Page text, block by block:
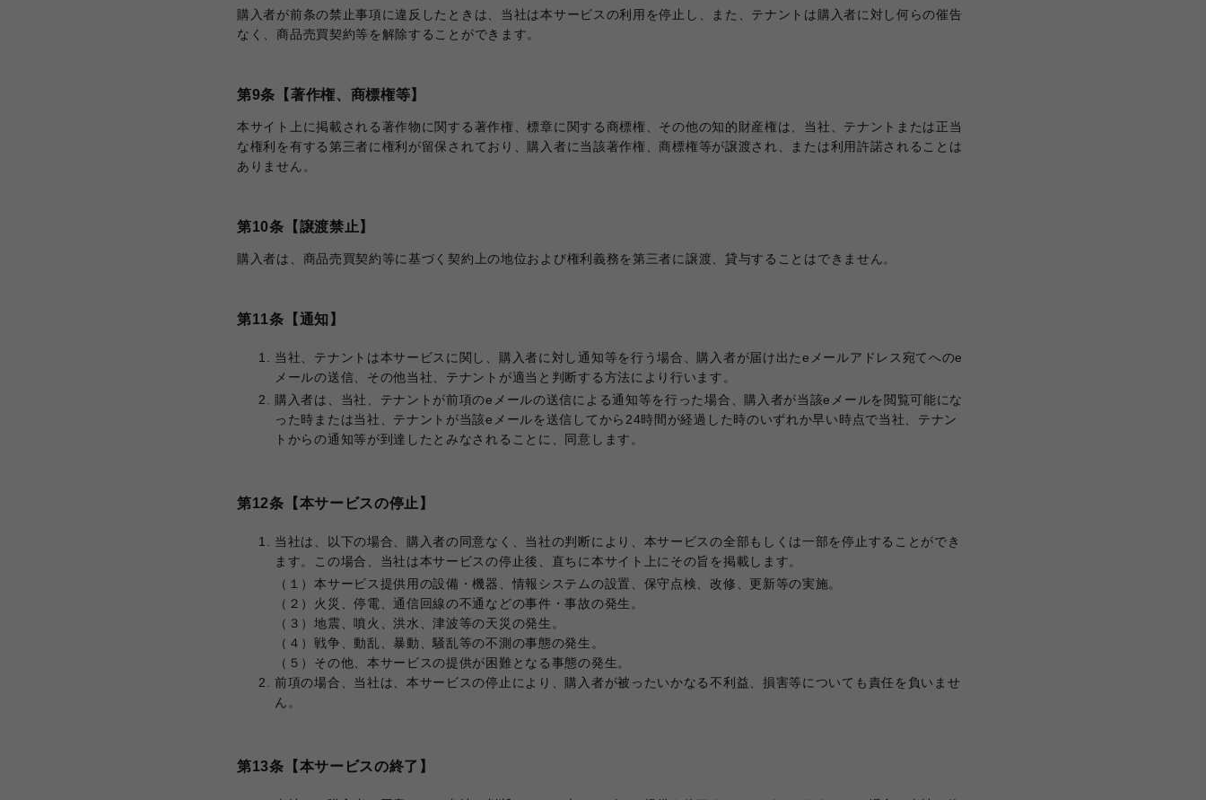
購入者が前条の禁止事項に違反したときは、当社は本サービスの利用を停止し、また、テナントは購入者に対し何らの催告
なく、商品売買契約等を解除することができます。
第9条【著作権、商標権等】
本サイト上に掲載される著作物に関する著作権、標章に関する商標権、その他の知的財産権は、当社、テナントまたは正当
な権利を有する第三者に権利が留保されており、購入者に当該著作権、商標権等が譲渡され、または利用許諾されることは
ありません。
第10条【譲渡禁止】
購入者は、商品売買契約等に基づく契約上の地位および権利義務を第三者に譲渡、貸与することはできません。
第11条【通知】
当社、テナントは本サービスに関し、購入者に対し通知等を行う場合、購入者が届け出たeメールアドレス宛てへのe
メールの送信、その他当社、テナントが適当と判断する方法により行います。
購入者は、当社、テナントが前項のeメールの送信による通知等を行った場合、購入者が当該eメールを閲覧可能にな
った時または当社、テナントが当該eメールを送信してから24時間が経過した時のいずれか早い時点で当社、テナン
トからの通知等が到達したとみなされることに、同意します。
第12条【本サービスの停止】
当社は、以下の場合、購入者の同意なく、当社の判断により、本サービスの全部もしくは一部を停止することができ
ます。この場合、当社は本サービスの停止後、直ちに本サイト上にその旨を掲載します。
（１）本サービス提供用の設備・機器、情報システムの設置、保守点検、改修、更新等の実施。
（２）火災、停電、通信回線の不通などの事件・事故の発生。
（３）地震、噴火、洪水、津波等の天災の発生。
（４）戦争、動乱、暴動、騒乱等の不測の事態の発生。
（５）その他、本サービスの提供が困難となる事態の発生。
前項の場合、当社は、本サービスの停止により、購入者が被ったいかなる不利益、損害等についても責任を負いませ
ん。
第13条【本サービスの終了】